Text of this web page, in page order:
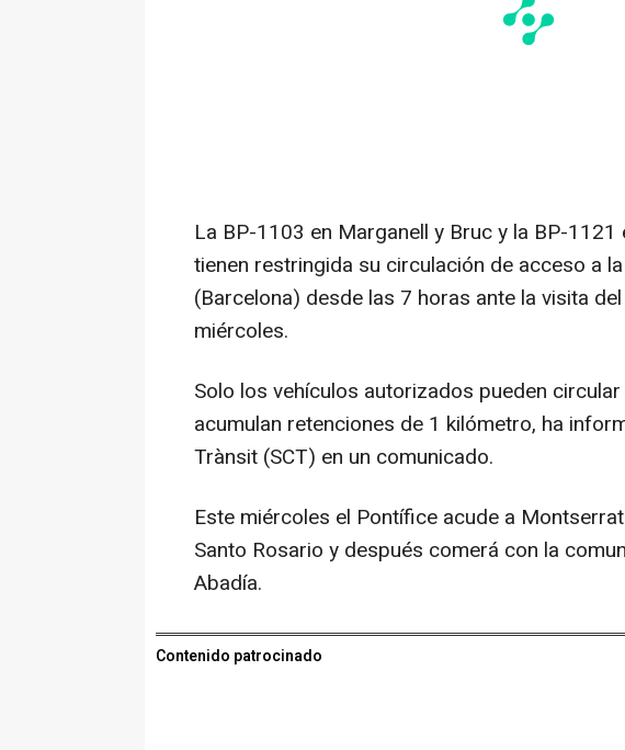
La BP-1103 en Marganell y Bruc y la BP-
tienen restringida su circulación de acceso a
(Barcelona) desde las 7 horas ante la visita
miércoles.
Solo los vehículos autorizados pueden
acumulan retenciones de 1 kilómetro, ha
Trànsit (SCT) en un comunicado.
Este miércoles el Pontífice acude a
Santo Rosario y después comerá con la
Abadía.
Contenido patrocinado